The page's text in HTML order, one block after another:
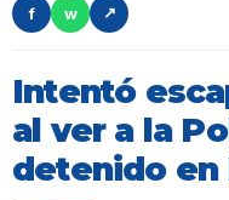
f
w ↗
Intentó
al ver a la
detenido en